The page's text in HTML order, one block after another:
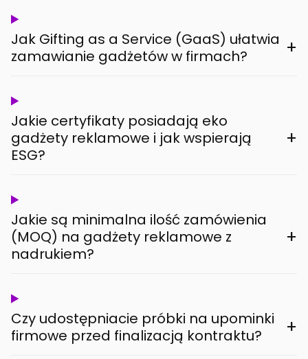
Jak Gifting as a Service (GaaS) ułatwia
zamawianie gadżetów w firmach?
+
Jakie certyfikaty posiadają eko
gadżety reklamowe i jak wspierają
ESG?
+
Jakie są minimalna ilość zamówienia
(MOQ) na gadżety reklamowe z
nadrukiem?
+
Czy udostępniacie próbki na upominki
firmowe przed finalizacją kontraktu?
+